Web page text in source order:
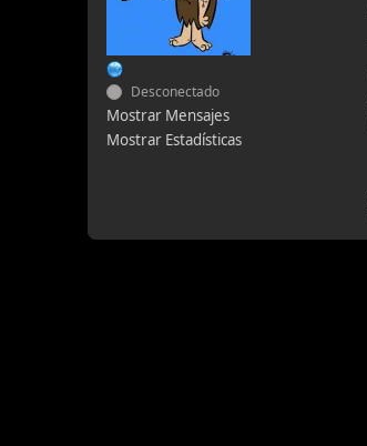
Desconectado
Mostrar Mensajes
Mostrar Estadísticas